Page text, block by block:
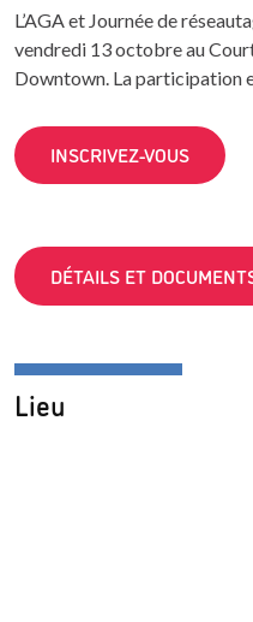
L’AGA et Journée de
vendredi 13 octobre au
Downtown. La participation
INSCRIVEZ-VOUS
DÉTAILS ET
Lieu